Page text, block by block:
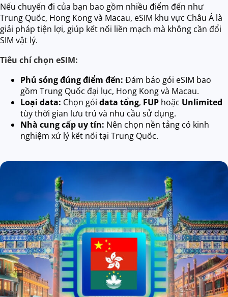
Nếu chuyến đi của bạn bao gồm nhiều điểm đến như
Trung Quốc, Hong Kong và Macau, eSIM khu vực Châu Á là
giải pháp tiện lợi, giúp kết nối liền mạch mà không cần đổi
SIM vật lý.
Tiêu chí chọn eSIM:
Phủ sóng đúng điểm đến: Đảm bảo gói eSIM bao
gồm Trung Quốc đại lục, Hong Kong và Macau.
Loại data: Chọn gói data tổng, FUP hoặc Unlimited
tùy thời gian lưu trú và nhu cầu sử dụng.
Nhà cung cấp uy tín: Nên chọn nền tảng có kinh
nghiệm xử lý kết nối tại Trung Quốc.